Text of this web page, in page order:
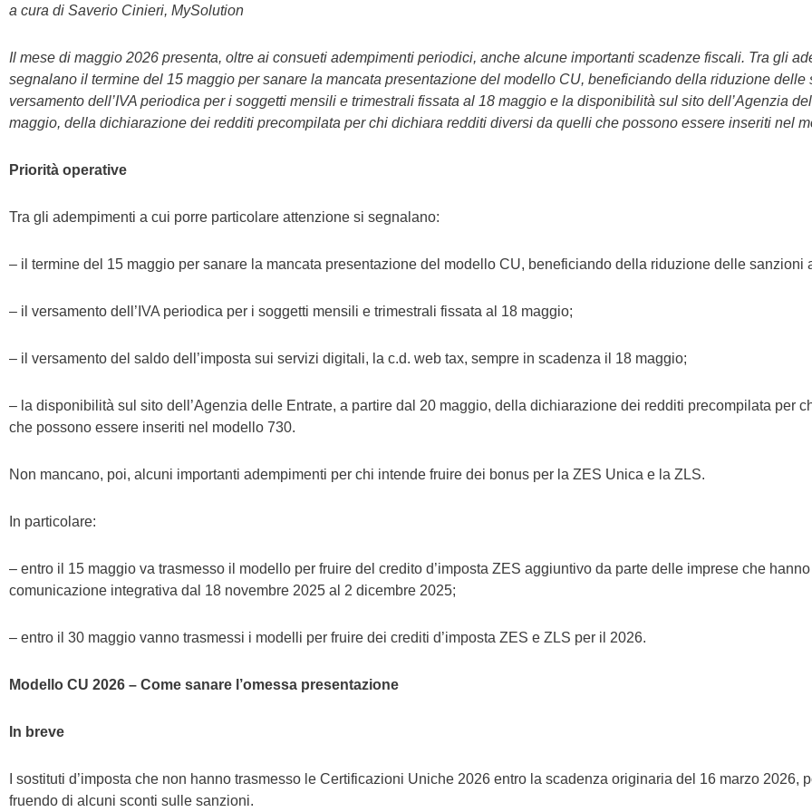
a cura di Saverio Cinieri, MySolution
Il mese di maggio 2026 presenta, oltre ai consueti adempimenti periodici, anche alcune importanti scadenze fiscali. Tra gli
segnalano il termine del 15 maggio per sanare la mancata presentazione del modello CU, beneficiando della riduzione delle
versamento dell’IVA periodica per i soggetti mensili e trimestrali fissata al 18 maggio e la disponibilità sul sito dell’Agenzia
maggio, della dichiarazione dei redditi precompilata per chi dichiara redditi diversi da quelli che possono essere inseriti nel
Priorità operative
Tra gli adempimenti a cui porre particolare attenzione si segnalano:
– il termine del 15 maggio per sanare la mancata presentazione del modello CU, beneficiando della riduzione delle sanzioni
– il versamento dell’IVA periodica per i soggetti mensili e trimestrali fissata al 18 maggio;
– il versamento del saldo dell’imposta sui servizi digitali, la c.d. web tax, sempre in scadenza il 18 maggio;
– la disponibilità sul sito dell’Agenzia delle Entrate, a partire dal 20 maggio, della dichiarazione dei redditi precompilata per
che possono essere inseriti nel modello 730.
Non mancano, poi, alcuni importanti adempimenti per chi intende fruire dei bonus per la ZES Unica e la ZLS.
In particolare:
– entro il 15 maggio va trasmesso il modello per fruire del credito d’imposta ZES aggiuntivo da parte delle imprese che
comunicazione integrativa dal 18 novembre 2025 al 2 dicembre 2025;
– entro il 30 maggio vanno trasmessi i modelli per fruire dei crediti d’imposta ZES e ZLS per il 2026.
Modello CU 2026 – Come sanare l’omessa presentazione
In breve
I sostituti d’imposta che non hanno trasmesso le Certificazioni Uniche 2026 entro la scadenza originaria del 16 marzo 2026,
fruendo di alcuni sconti sulle sanzioni.